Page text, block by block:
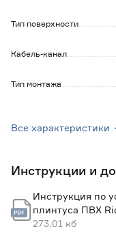
Тип поверхности
Кабель-канал
Тип монтажа
Высота (мм)
Длина (м)
Все характеристики
Инструкции и
Инструкция по
плинтуса ПВХ
273.01 кб